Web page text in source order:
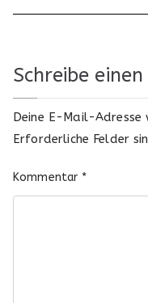
Schreibe
Deine E-Mail-
Erforderliche Felder
Kommentar *